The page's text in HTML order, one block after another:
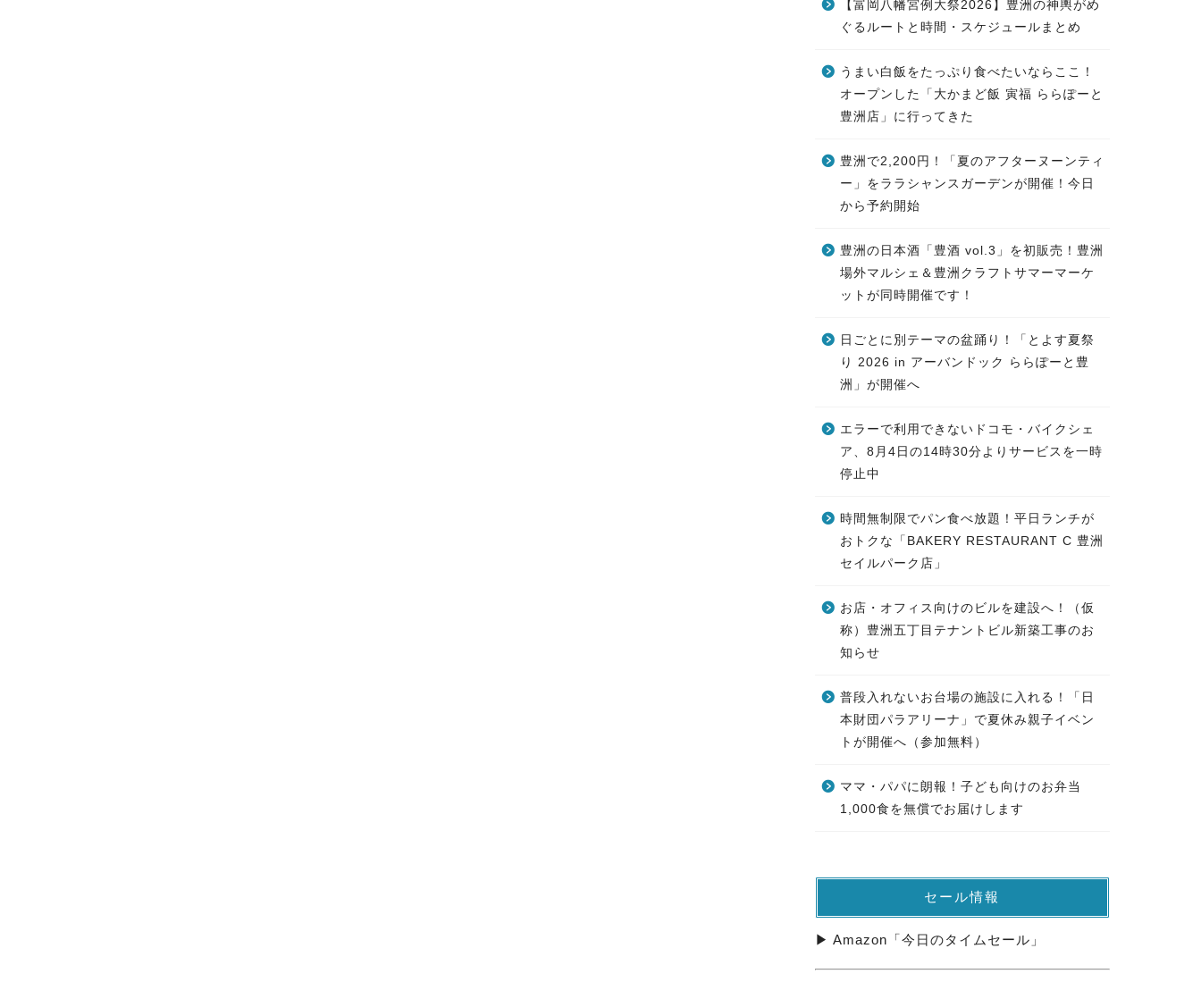
【富岡八幡宮例大祭2026】豊洲の神輿がめ
ぐるルートと時間・スケジュールまとめ
うまい白飯をたっぷり食べたいならここ！
オープンした「大かまど飯 寅福 ららぽーと
豊洲店」に行ってきた
豊洲で2,200円！「夏のアフターヌーンティ
ー」をララシャンスガーデンが開催！今日
から予約開始
豊洲の日本酒「豊酒 vol.3」を初販売！豊洲
場外マルシェ＆豊洲クラフトサマーマーケ
ットが同時開催です！
日ごとに別テーマの盆踊り！「とよす夏祭
り 2026 in アーバンドック ららぽーと豊
洲」が開催へ
エラーで利用できないドコモ・バイクシェ
ア、8月4日の14時30分よりサービスを一時
停止中
時間無制限でパン食べ放題！平日ランチが
おトクな「BAKERY RESTAURANT C 豊洲
セイルパーク店」
お店・オフィス向けのビルを建設へ！（仮
称）豊洲五丁目テナントビル新築工事のお
知らせ
普段入れないお台場の施設に入れる！「日
本財団パラアリーナ」で夏休み親子イベン
トが開催へ（参加無料）
ママ・パパに朗報！子ども向けのお弁当
1,000食を無償でお届けします
セール情報
▶ Amazon「今日のタイムセール」